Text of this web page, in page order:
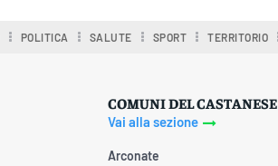
POLITICA SALUTE SPORT TERRITORIO
COMUNI DEL CASTANESE
Vai alla sezione
Arconate